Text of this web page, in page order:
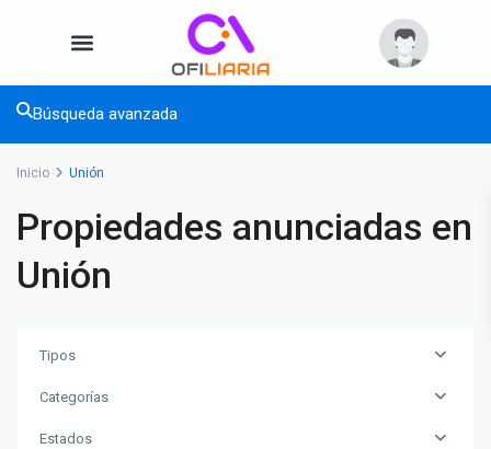
Búsqueda avanzada
Inicio Unión
Propiedades anunciadas en
Unión
Tipos
Categorías
Estados